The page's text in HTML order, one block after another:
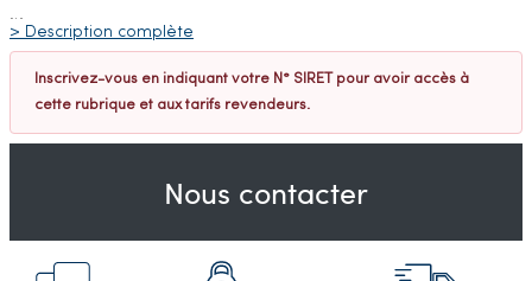
…
> Description complète
Inscrivez-vous en indiquant votre N° SIRET pour avoir accès à
cette rubrique et aux tarifs revendeurs.
Nous contacter